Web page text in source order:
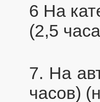
6 На
(2,5
7. На
часов)